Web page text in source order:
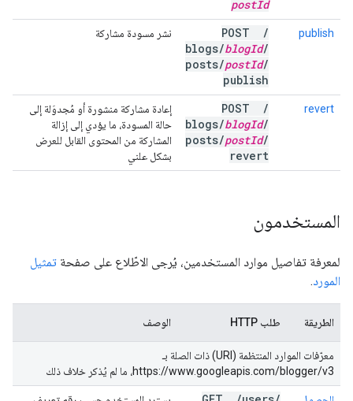
postId
publish
POST
/
blogs/blogId/
posts/postId/
publish
نشر مسودة مشاركة
revert
POST
/
blogs/blogId/
posts/postId/
revert
إعادة مشاركة منشورة أو مُجدوَلة إلى
حالة المسودة، ما يؤدي إلى إزالة
المشاركة من المحتوى القابل للعرض
بشكل علني
المستخدمون
لمعرفة تفاصيل موارد المستخدمين، يُرجى الاطّلاع على صفحة تمثيل
المورد.
الطريقة طلب HTTP الوصف
معرّفات الموارد المنتظمة (URI) ذات الصلة بـ
https://www.googleapis.com/blogger/v3، ما لم يُذكر خلاف ذلك